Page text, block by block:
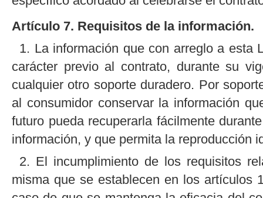
Artículo 7. Requisitos de la información.
1. La información que con arreglo a esta
carácter previo al contrato, durante su
cualquier otro soporte duradero. Por
al consumidor conservar la información
futuro pueda recuperarla fácilmente
información, y que permita la reproducción
2. El incumplimiento de los requisitos
misma que se establecen en los artículos